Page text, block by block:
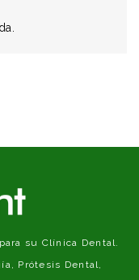
su Clínica Dental.
Prótesis Dental,